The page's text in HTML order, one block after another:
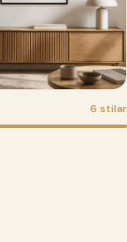
6 stilar